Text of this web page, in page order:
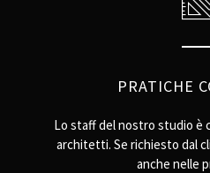
PRATICHE
Lo staff del nostro studio è
architetti. Se richiesto dal
anche nelle